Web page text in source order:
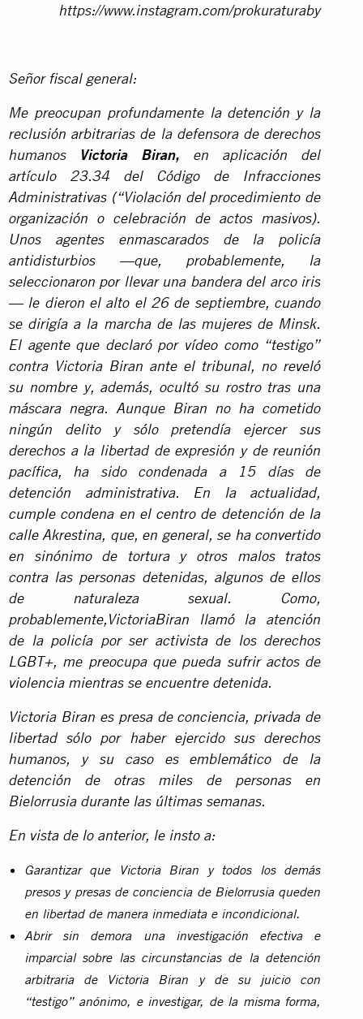
https://www.instagram.com/prokuraturaby
Señor fiscal general:
Me preocupan profundamente la detención y la
reclusión arbitrarias de la defensora de derechos
humanos
Victoria Biran, en aplicación del
artículo 23.34 del Código de Infracciones
Administrativas (“Violación del procedimiento de
organización o celebración de actos masivos).
Unos agentes enmascarados de la policía
antidisturbios —que, probablemente, la
seleccionaron por llevar una bandera del arco iris
— le dieron el alto el 26 de septiembre, cuando
se dirigía a la marcha de las mujeres de Minsk.
El agente que declaró por vídeo como “testigo”
contra Victoria Biran ante el tribunal, no reveló
su nombre y, además, ocultó su rostro tras una
máscara negra. Aunque Biran no ha cometido
ningún delito y sólo pretendía ejercer sus
derechos a la libertad de expresión y de reunión
pacífica, ha sido condenada a 15 días de
detención administrativa. En la actualidad,
cumple condena en el centro de detención de la
calle Akrestina, que, en general, se ha convertido
en sinónimo de tortura y otros malos tratos
contra las personas detenidas, algunos de ellos
de naturaleza sexual. Como,
probablemente,VictoriaBiran llamó la atención
de la policía por ser activista de los derechos
LGBT+, me preocupa que pueda sufrir actos de
violencia mientras se encuentre detenida.
Victoria Biran es presa de conciencia, privada de
libertad sólo por haber ejercido sus derechos
humanos, y su caso es emblemático de la
detención de otras miles de personas en
Bielorrusia durante las últimas semanas.
En vista de lo anterior, le insto a:
Garantizar que Victoria Biran y todos los demás
presos y presas de conciencia de Bielorrusia queden
en libertad de manera inmediata e incondicional.
Abrir sin demora una investigación efectiva e
imparcial sobre las circunstancias de la detención
arbitraria de Victoria Biran y de su juicio con
“testigo” anónimo, e investigar, de la misma forma,